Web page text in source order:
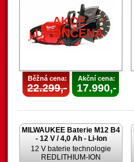
AKCE
UKONČENA
Běžná cena:
22.299,-
Akční cena:
17.990,-
MILWAUKEE Baterie M12 B4
- 12 V / 4,0 Ah - Li-Ion
12 V baterie technologie
REDLITHIUM-ION